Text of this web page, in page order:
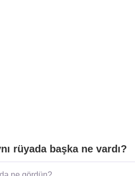
rüyada başka ne vardı?